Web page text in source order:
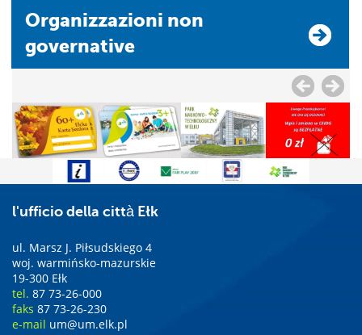
Organizzazioni non
governative
l'ufficio della città Ełk
ul. Marsz J. Piłsudskiego 4
woj. warmińsko-mazurskie
19-300 Ełk
tel. 87 73-26-000
faks 87 73-26-230
e-mail um@um.elk.pl